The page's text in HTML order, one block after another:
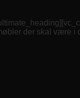
der skal være i